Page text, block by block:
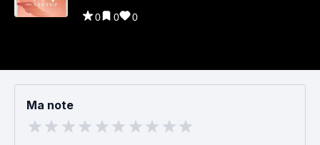
0 0 0
Ma note